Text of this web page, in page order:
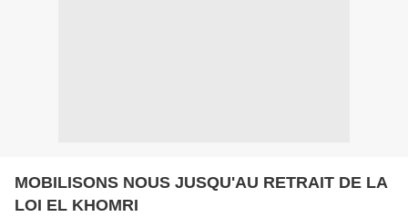
MOBILISONS NOUS JUSQU'AU RETRAIT DE LA
LOI EL KHOMRI